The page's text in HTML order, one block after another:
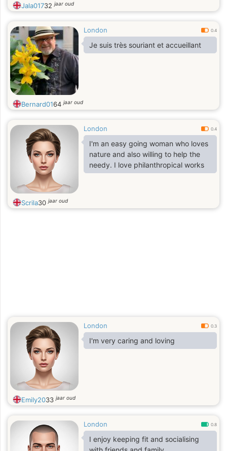
Jala01732jaar oud
London 0.4
Je suis très souriant et accueillant
Bernard0164jaar oud
London 0.4
I'm an easy going woman who loves
nature and also willing to help the
needy. I love philanthropical works
Scrila30jaar oud
London 0.3
I'm very caring and loving
Emily2033jaar oud
London 0.8
I enjoy keeping fit and socialising